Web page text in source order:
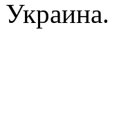
Украина.